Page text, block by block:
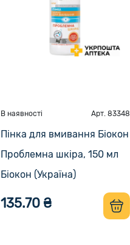
В наявності Арт. 83348
Пінка для вмивання Біокон
Проблемна шкіра, 150 мл
Біокон (Україна)
135.70 ₴